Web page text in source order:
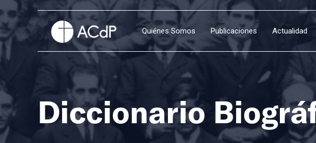
Quiénes Somos Publicaciones Actualidad
Diccionario